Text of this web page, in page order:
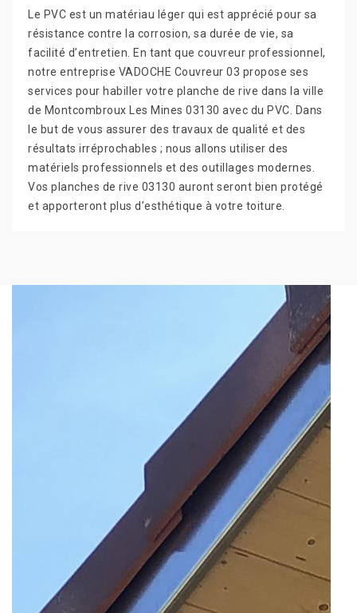
Le PVC est un matériau léger qui est apprécié pour sa
résistance contre la corrosion, sa durée de vie, sa
facilité d’entretien. En tant que couvreur professionnel,
notre entreprise VADOCHE Couvreur 03 propose ses
services pour habiller votre planche de rive dans la ville
de Montcombroux Les Mines 03130 avec du PVC. Dans
le but de vous assurer des travaux de qualité et des
résultats irréprochables ; nous allons utiliser des
matériels professionnels et des outillages modernes.
Vos planches de rive 03130 auront seront bien protégé
et apporteront plus d’esthétique à votre toiture.